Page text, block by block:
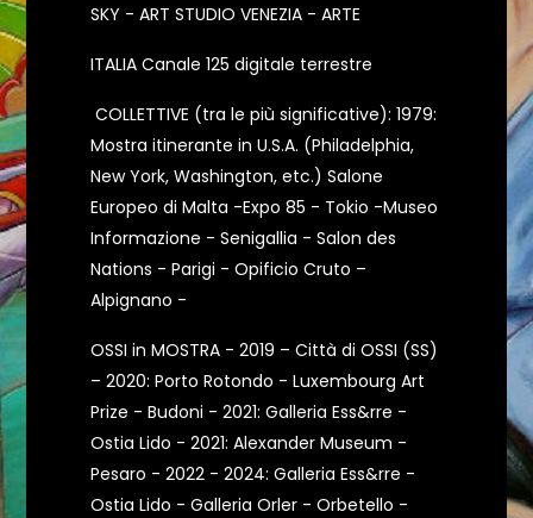
SKY - ART STUDIO VENEZIA - ARTE
ITALIA Canale 125 digitale terrestre
COLLETTIVE (tra le più significative): 1979:
Mostra itinerante in U.S.A. (Philadelphia,
New York, Washington, etc.) Salone
Europeo di Malta -Expo 85 - Tokio -Museo
Informazione - Senigallia - Salon des
Nations - Parigi - Opificio Cruto –
Alpignano -
OSSI in MOSTRA - 2019 – Città di OSSI (SS)
– 2020: Porto Rotondo - Luxembourg Art
Prize - Budoni - 2021: Galleria Ess&rre -
Ostia Lido - 2021: Alexander Museum -
Pesaro - 2022 - 2024: Galleria Ess&rre -
Ostia Lido - Galleria Orler - Orbetello -